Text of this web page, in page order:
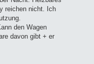
reichen nicht. Ich
den Wagen
davon gibt + er